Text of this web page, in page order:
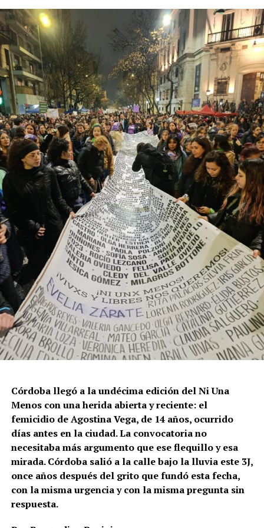
Ninguno de estos hechos violentos de 2025 fue
excepcional. El año pasado se registraron 227 crímenes
de odio contra personas lesbianas, gays, bisexuales,
trans (travestis, transexuales y transgéneros) y otras
identidades disidentes. Según el informe anual del
Observatorio Nacional de Crímenes de Odio LGBT+, fue
el año más violento desde la creación de este organismo,
con un crecimiento de más del 60% respecto de 2024,
cuando se habían registrado 140 casos. Se trata, dice el
relevamiento, de un aumento “abrupto, excepcional y
cualitativamente distinto a la progresión observada en
los años anteriores”.
La violencia por odio hacia el colectivo LGBT+ se
intensificó en un contexto de desmantelamiento de
políticas públicas, vaciamiento de organismos de
protección, paralización de la agenda legislativa en
materia de derechos y consolidación de discursos
fascistas que estigmatizan a la diversidad.
Para María Rachid, titular del Instituto contra la
Discriminación de la Ciudad de Buenos Aires e
integrante de la Federación Argentina LGBT+
(FALGBT), el drástico aumento de estos crímenes en
Argentina no puede separarse de los discursos de odio
que provienen del gobierno nacional. “Tanto el
de manera violenta y discriminatoria hacia la comunidad
LGBT en general y, principalmente, hacia la comunidad
trans”, describe Rachid. “Y eso –agrega– genera mayor
violencia y discriminación en la vida cotidiana. Esos
discursos terminan legitimando, avalando y fomentando
la violencia hacia nuestra comunidad”.
Esa realidad se percibe en lo cotidiano. Ayito Cabrera,
director y fundador de la organización Espacio
Tolomocho –que nuclea a personas trans con
discapacidad–, advierte que el aumento no se limita a los
Córdoba llegó a la undécima edición del Ni Una
Menos con una herida abierta y reciente: el
femicidio de Agostina Vega, de 14 años, ocurrido
días antes en la ciudad. La convocatoria no
necesitaba más argumento que ese flequillo y esa
mirada. Córdoba salió a la calle bajo la lluvia este 3J,
once años después del grito que fundó esta fecha,
con la misma urgencia y con la misma pregunta sin
respuesta.